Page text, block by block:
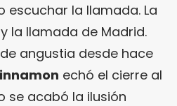
escuchar la llamada. La
la llamada de Madrid.
angustia desde hace
echó el cierre al
se acabó la ilusión